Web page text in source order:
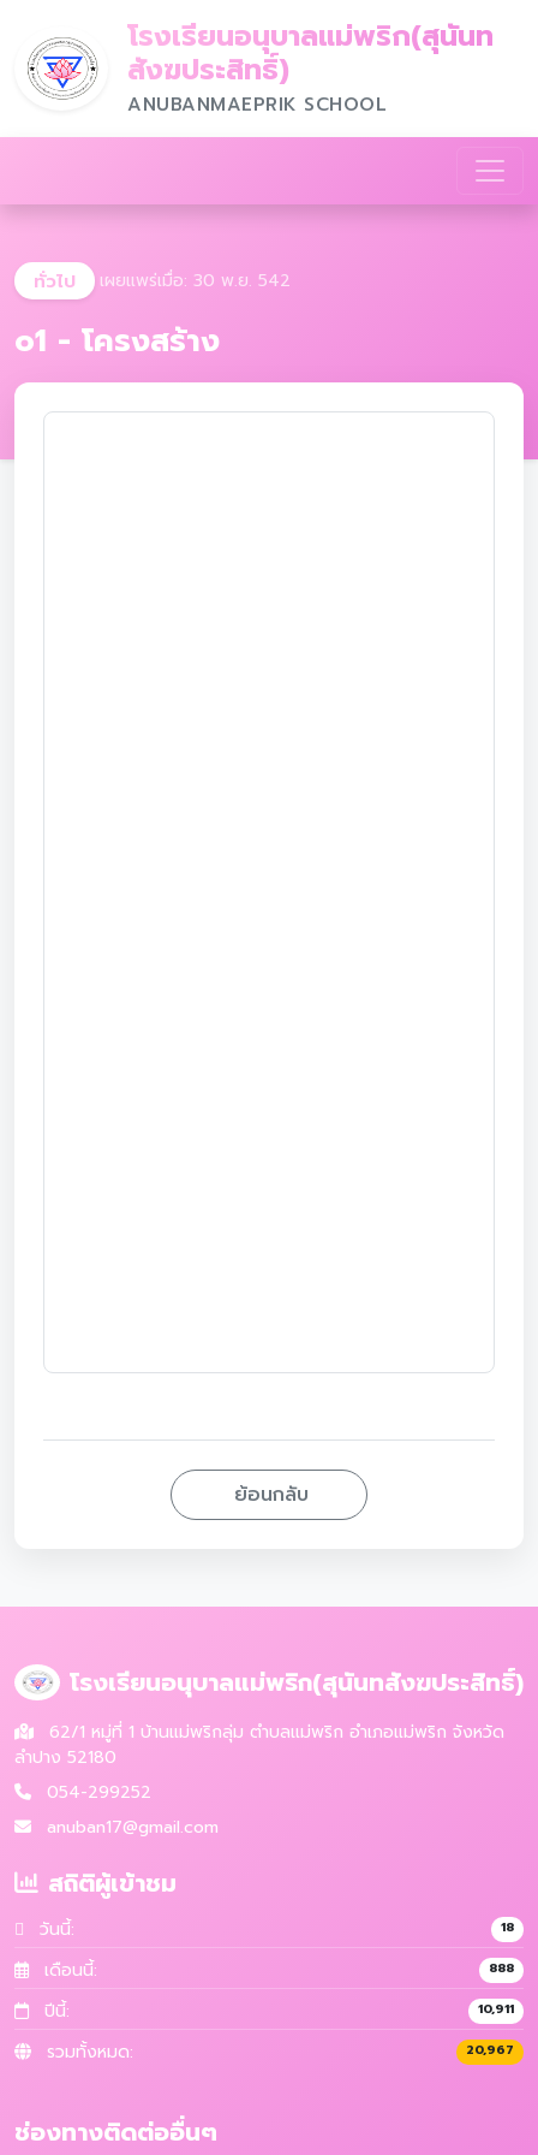
โรงเรียนอนุบาลแม่พริก(สุนันท
สังฆประสิทธิ์)
ANUBANMAEPRIK SCHOOL
ทั่วไป เผยแพร่เมื่อ: 30 พ.ย. 542
o1 - โครงสร้าง
ย้อนกลับ
โรงเรียนอนุบาลแม่พริก(สุนันทสังฆประสิทธิ์)
62/1 หมู่ที่ 1 บ้านแม่พริกลุ่ม ตำบลแม่พริก อำเภอแม่พริก จังหวัด
ลำปาง 52180
054-299252
anuban17@gmail.com
สถิติผู้เข้าชม
วันนี้: 18
เดือนนี้: 888
ปีนี้: 10,911
รวมทั้งหมด: 20,967
ช่องทางติดต่ออื่นๆ